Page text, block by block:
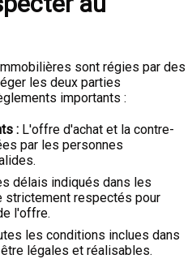
sont régies par des
les deux parties
importants :
: L'offre d'achat et la contre-
par les personnes
délais indiqués dans les
strictement respectés pour
l'offre.
les conditions inclues dans
légales et réalisables.